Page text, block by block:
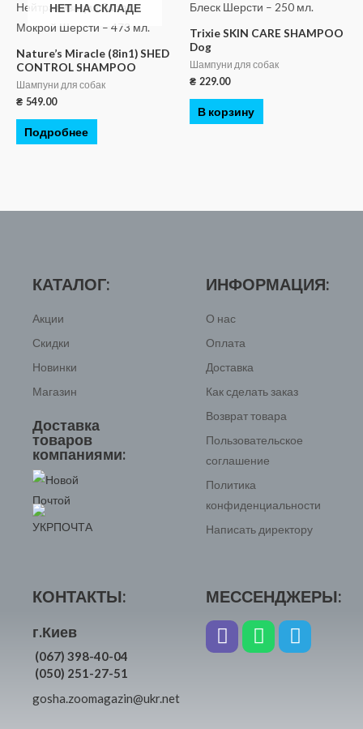
НЕТ НА СКЛАДЕ
Nature’s Miracle (8in1) SHED
CONTROL SHAMPOO
Шампуни для собак
₴ 549.00
Подробнее
Trixie SKIN CARE SHAMPOO
Dog
Шампуни для собак
₴ 229.00
В корзину
КАТАЛОГ:
Акции
Скидки
Новинки
Магазин
Доставка
товаров
компаниями:
ИНФОРМАЦИЯ:
О нас
Оплата
Доставка
Как сделать заказ
Возврат товара
Пользовательское
соглашение
Политика
конфиденциальности
Написать директору
КОНТАКТЫ:
г.Киев
(067) 398-40-04
(050) 251-27-51
gosha.zoomagazin@ukr.net
МЕССЕНДЖЕРЫ: